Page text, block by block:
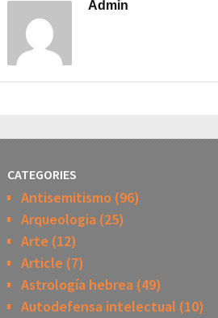
Admin
CATEGORIES
Antisemitismo (96)
Arqueologia(25)
Arte (12)
Article (7)
Astrología hebrea(49)
Autodefensa intelectual (10)